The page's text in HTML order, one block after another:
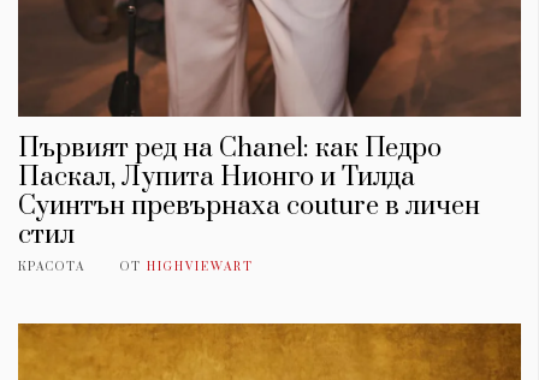
Първият ред на Chanel: как Педро
Паскал, Лупита Нионго и Тилда
Суинтън превърнаха couture в личен
стил
КРАСОТА ОТ HIGHVIEWART